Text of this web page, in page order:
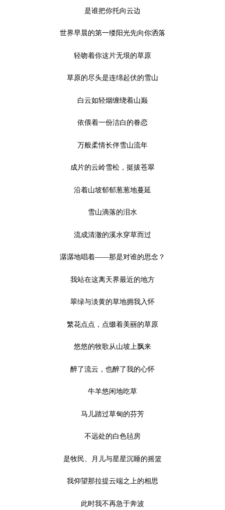
是谁把你托向云边
世界早晨的第一缕阳光先向你洒落
轻吻着你这片无垠的草原
草原的尽头是连绵起伏的雪山
白云如轻烟缠绕着山巅
依偎着一份洁白的眷恋
万般柔情长伴雪山流年
成片的云岭雪松，挺拔苍翠
沿着山坡郁郁葱葱地蔓延
雪山滴落的泪水
流成清澈的溪水穿草而过
潺潺地唱着——那是对谁的思念？
我站在这离天界最近的地方
翠绿与淡黄的草地拥我入怀
繁花点点，点缀着美丽的草原
悠悠的牧歌从山坡上飘来
醉了流云，也醉了我的心怀
牛羊悠闲地吃草
马儿踏过草甸的芬芳
不远处的白色毡房
是牧民、月儿与星星沉睡的摇篮
我仰望那拉提云端之上的相思
此时我不再急于奔波